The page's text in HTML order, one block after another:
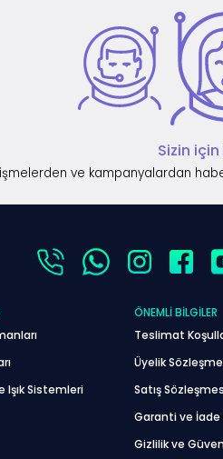
Sizin
ve kampanyalardan
Işık Sistemleri
ÖNEMLI BILGILER
Teslimat
Üyelik
Satış
Garanti ve İade
Gizlilik ve